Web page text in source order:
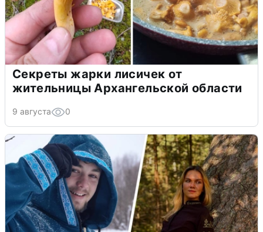
Секреты жарки лисичек от
жительницы Архангельской области
9 августа 0